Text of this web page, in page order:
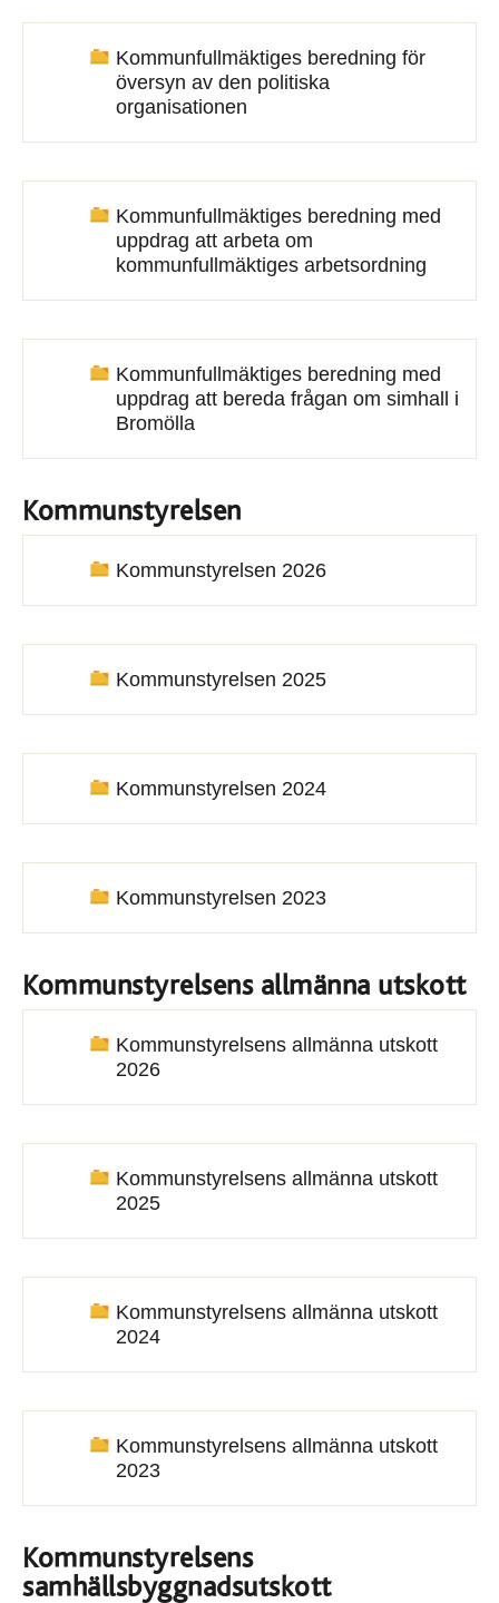
Kommunfullmäktiges beredning för
översyn av den politiska
organisationen
Kommunfullmäktiges beredning med
uppdrag att arbeta om
kommunfullmäktiges arbetsordning
Kommunfullmäktiges beredning med
uppdrag att bereda frågan om simhall i
Bromölla
Kommunstyrelsen
Kommunstyrelsen 2026
Kommunstyrelsen 2025
Kommunstyrelsen 2024
Kommunstyrelsen 2023
Kommunstyrelsens allmänna utskott
Kommunstyrelsens allmänna utskott
2026
Kommunstyrelsens allmänna utskott
2025
Kommunstyrelsens allmänna utskott
2024
Kommunstyrelsens allmänna utskott
2023
Kommunstyrelsens
samhällsbyggnadsutskott